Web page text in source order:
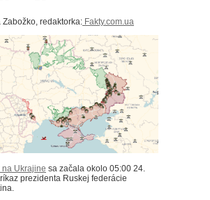
Zabožko, redaktorka: Fakty.com.ua
na Ukrajine sa začala okolo 05:00 24.
prezidenta Ruskej federácie